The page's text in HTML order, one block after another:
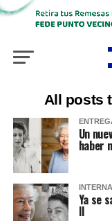
All posts
Un
haber
Ya se
II